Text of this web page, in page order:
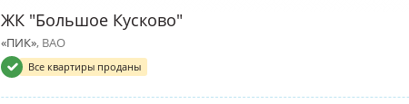
ЖК "Большое Кусково"
«ПИК», ВАО
Все квартиры проданы